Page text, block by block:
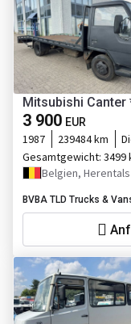
Mitsubishi Canter
3 900 EUR
1987 239484 km
Gesamtgewicht: 3499
Belgien, Herentals
BVBA TLD Trucks &